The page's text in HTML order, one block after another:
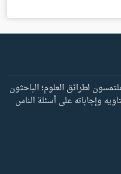
لطرائق العلوم؛ الباحثون
وإجاباته على أسئلة الناس